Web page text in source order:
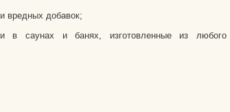
вредных добавок;
в саунах и банях, изготовленные из любого